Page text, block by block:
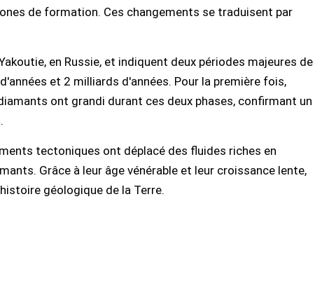
de formation. Ces changements se traduisent par
en Russie, et indiquent deux périodes majeures de
et 2 milliards d'années. Pour la première fois,
ont grandi durant ces deux phases, confirmant un
tectoniques ont déplacé des fluides riches en
Grâce à leur âge vénérable et leur croissance lente,
géologique de la Terre.